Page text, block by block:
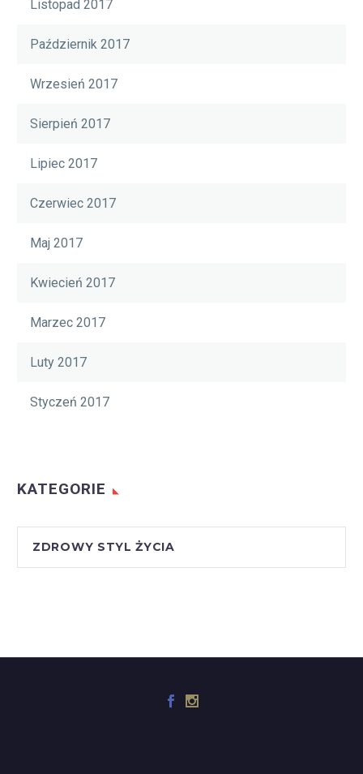
Listopad 2017
Październik 2017
Wrzesień 2017
Sierpień 2017
Lipiec 2017
Czerwiec 2017
Maj 2017
Kwiecień 2017
Marzec 2017
Luty 2017
Styczeń 2017
KATEGORIE
ZDROWY STYL ŻYCIA